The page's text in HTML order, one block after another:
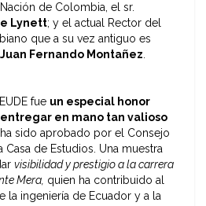
de Colombia, el sr.
Lynett; y el actual Rector del
que a su vez antiguo es
Juan Fernando Montañez.
fue un especial honor
en mano tan valioso
sido aprobado por el Consejo
de Estudios. Una muestra
visibilidad y prestigio a la carrera
Mera, quien ha contribuido al
la ingeniería de Ecuador y a la